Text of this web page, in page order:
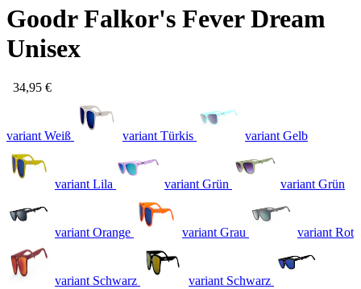
Goodr Falkor's Fever Dream
Unisex
34,95 €
variant Weiß variant Türkis variant Gelb
variant Lila variant Grün variant Grün
variant Orange variant Grau variant Rot
variant Schwarz variant Schwarz